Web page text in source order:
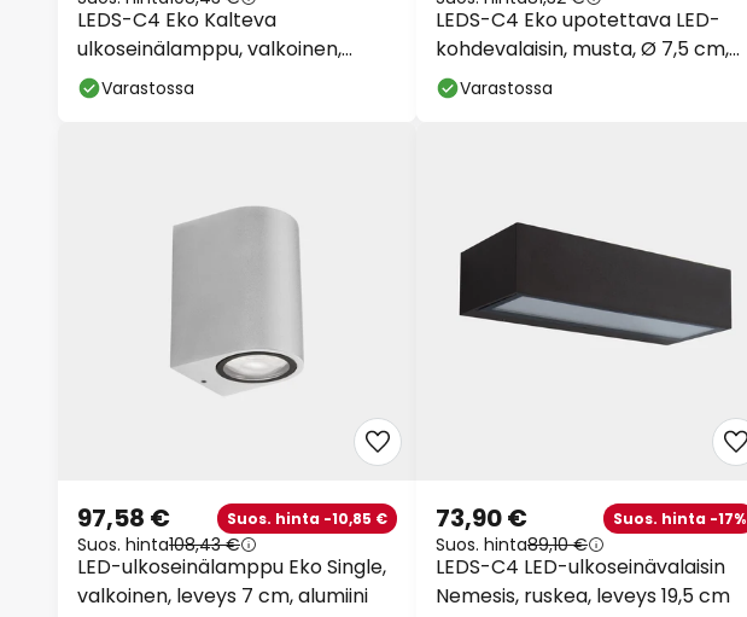
LEDS-C4 Eko Kalteva
ulkoseinälamppu, valkoinen,
leveys 7 cm, alumiini
Varastossa
LEDS-C4 Eko upotettava LED-
kohdevalaisin, musta, Ø 7,5 cm,
alumiinia
Varastossa
LED-ulkoseinälamppu Eko Single,
valkoinen, leveys 7 cm, alumiini
97,58 € Suos. hinta -10,85 €
Suos. hinta108,43 €
LEDS-C4 LED-ulkoseinävalaisin
Nemesis, ruskea, leveys 19,5 cm
73,90 € Suos. hinta -17%
Suos. hinta89,10 €